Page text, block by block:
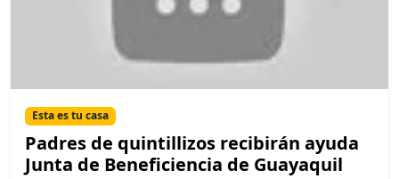
Esta es tu casa
Padres de quintillizos recibirán ayuda
Junta de Beneficiencia de Guayaquil